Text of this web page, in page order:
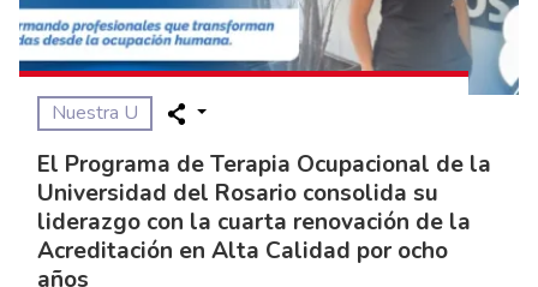
Nuestra U
El Programa de Terapia Ocupacional de la
Universidad del Rosario consolida su
liderazgo con la cuarta renovación de la
Acreditación en Alta Calidad por ocho
años